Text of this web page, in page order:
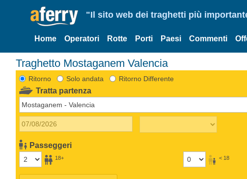
"Il sito web dei traghetti più
Home Operatori Rotte Porti Paesi Commenti
Traghetto Mostaganem Valencia
Ritorno Solo andata Ritorno Differente
Tratta partenza
Passeggeri
18+ < 18